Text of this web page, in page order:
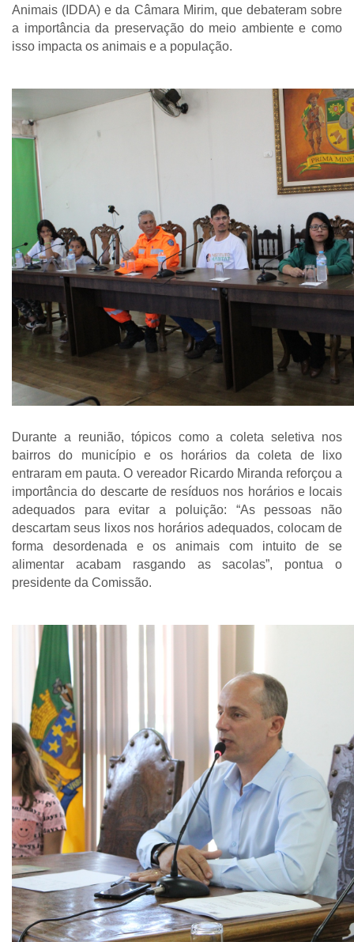
Animais (IDDA) e da Câmara Mirim, que debateram sobre
a importância da preservação do meio ambiente e como
isso impacta os animais e a população.
Durante a reunião, tópicos como a coleta seletiva nos
bairros do município e os horários da coleta de lixo
entraram em pauta. O vereador Ricardo Miranda reforçou a
importância do descarte de resíduos nos horários e locais
adequados para evitar a poluição: “As pessoas não
descartam seus lixos nos horários adequados, colocam de
forma desordenada e os animais com intuito de se
alimentar acabam rasgando as sacolas”, pontua o
presidente da Comissão.